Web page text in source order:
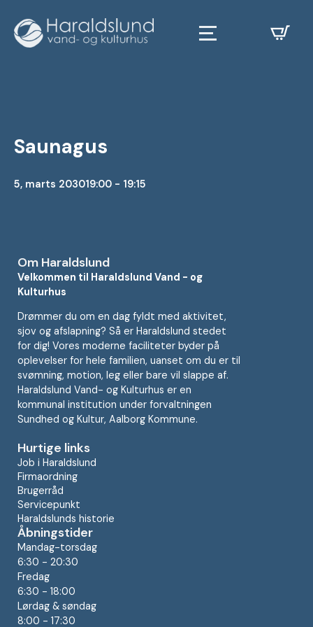
Saunagus
5, marts 203019:00 - 19:15
Om Haraldslund
Velkommen til Haraldslund Vand - og
Kulturhus
Drømmer du om en dag fyldt med aktivitet,
sjov og afslapning? Så er Haraldslund stedet
for dig! Vores moderne faciliteter byder på
oplevelser for hele familien, uanset om du er til
svømning, motion, leg eller bare vil slappe af.
Haraldslund Vand- og Kulturhus er en
kommunal institution under forvaltningen
Sundhed og Kultur, Aalborg Kommune.
Hurtige links
Job i Haraldslund
Firmaordning
Brugerråd
Servicepunkt
Haraldslunds historie
Åbningstider
Mandag-torsdag
6:30 - 20:30
Fredag
6:30 - 18:00
Lørdag & søndag
8:00 - 17:30